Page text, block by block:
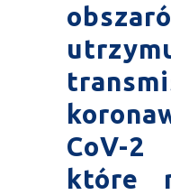
CoV-
które